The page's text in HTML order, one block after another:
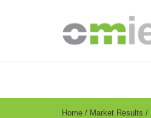
EN
Breadcrumb
Home Market Results